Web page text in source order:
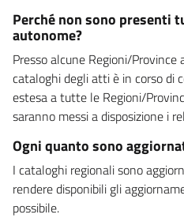
Perché non sono presenti
autonome?
Presso alcune Regioni/
cataloghi degli atti è in corso di
estesa a tutte le Regioni/
saranno messi a disposizione i
Ogni quanto sono
I cataloghi regionali sono
rendere disponibili gli
possibile.